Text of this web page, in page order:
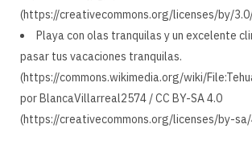
(https://creativecommons.org/licenses/by/
Playa con olas tranquilas y un excelente
pasar tus vacaciones tranquilas.
(https://commons.wikimedia.org/wiki/
por BlancaVillarreal2574 / CC BY-SA 4.0
(https://creativecommons.org/licenses/by-